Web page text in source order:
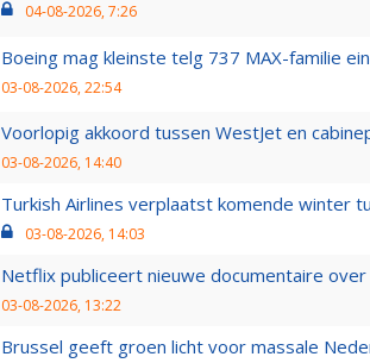
04-08-2026, 7:26
Boeing mag kleinste telg 737 MAX-familie
03-08-2026, 22:54
Voorlopig akkoord tussen WestJet en
03-08-2026, 14:40
Turkish Airlines verplaatst komende winter
03-08-2026, 14:03
Netflix publiceert nieuwe documentaire
03-08-2026, 13:22
Brussel geeft groen licht voor massale